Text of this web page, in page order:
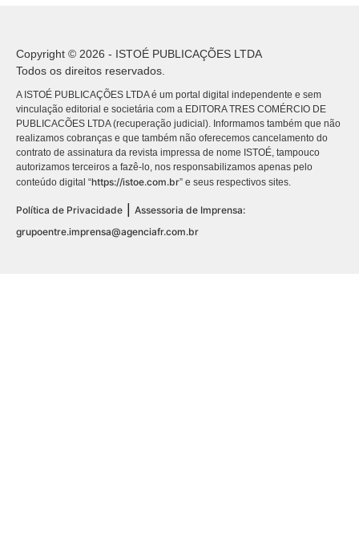
Copyright © 2026 - ISTOÉ PUBLICAÇÕES LTDA
Todos os direitos reservados.
A ISTOÉ PUBLICAÇÕES LTDA é um portal digital independente e sem
vinculação editorial e societária com a EDITORA TRES COMÉRCIO DE
PUBLICACÕES LTDA (recuperação judicial). Informamos também que não
realizamos cobranças e que também não oferecemos cancelamento do
contrato de assinatura da revista impressa de nome ISTOÉ, tampouco
autorizamos terceiros a fazê-lo, nos responsabilizamos apenas pelo
conteúdo digital “https://istoe.com.br” e seus respectivos sites.
Política de Privacidade | Assessoria de Imprensa:
grupoentre.imprensa@agenciafr.com.br